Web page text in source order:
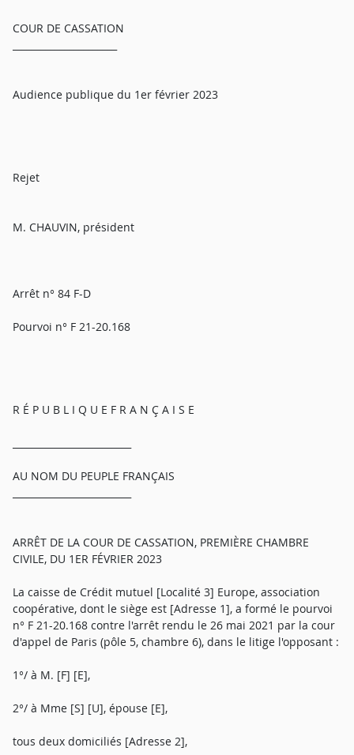
COUR DE CASSATION
Audience publique du 1er février 2023
Rejet
M. CHAUVIN, président
Arrêt n° 84 F-D
Pourvoi n° F 21-20.168
R É P U B L I Q U E F R A N Ç A I S E
AU NOM DU PEUPLE FRANÇAIS
ARRÊT DE LA COUR DE CASSATION, PREMIÈRE CHAMBRE
CIVILE, DU 1ER FÉVRIER 2023
La caisse de Crédit mutuel [Localité 3] Europe, association
coopérative, dont le siège est [Adresse 1], a formé le pourvoi
n° F 21-20.168 contre l'arrêt rendu le 26 mai 2021 par la cour
d'appel de Paris (pôle 5, chambre 6), dans le litige l'opposant :
1°/ à M. [F] [E],
2°/ à Mme [S] [U], épouse [E],
tous deux domiciliés [Adresse 2],